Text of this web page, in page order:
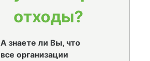
отходы?
А знаете ли Вы, что
все организации